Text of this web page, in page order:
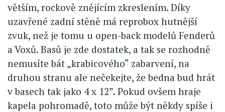
větším, rockově znějícím zkreslením. Díky
uzavřené zadní stěně má reprobox hutnější
zvuk, než je tomu u open-back modelů Fenderů
a Voxů. Basů je zde dostatek, a tak se rozhodně
nemusíte bát „krabicového“ zabarvení, na
druhou stranu ale nečekejte, že bedna bud hrát
v basech tak jako 4 x 12”. Pokud ovšem hraje
kapela pohromadě, toto může být někdy spíše i